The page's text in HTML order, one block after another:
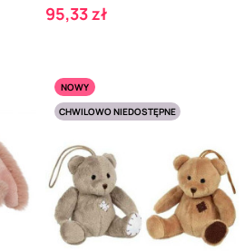
Cena
95,33 zł
NOWY
CHWILOWO NIEDOSTĘPNE